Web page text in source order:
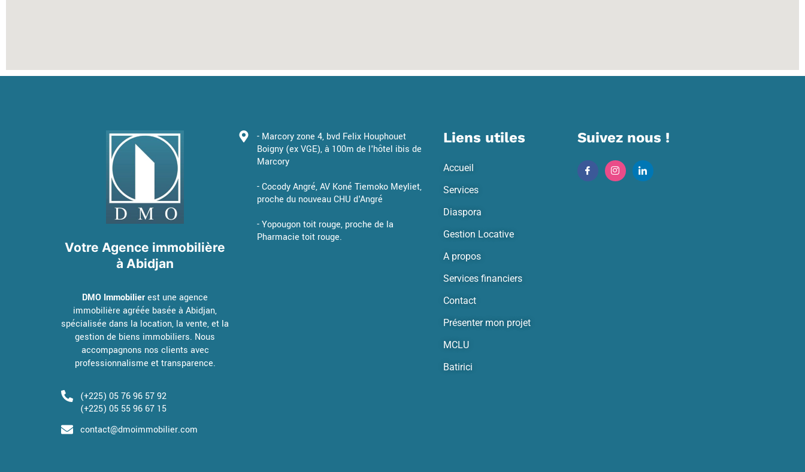
Votre Agence immobilière
à Abidjan
DMO Immobilierest une agence
immobilière agréée basée à Abidjan,
spécialisée dans la location, la vente, et la
gestion de biens immobiliers. Nous
accompagnons nos clients avec
professionnalisme et transparence.
(+225) 05 76 96 57 92
(+225) 05 55 96 67 15
contact@dmoimmobilier.com
- Marcory zone 4, bvd Felix Houphouet
Boigny (ex VGE), à 100m de l'hôtel ibis de
Marcory
- Cocody Angré, AV Koné Tiemoko Meyliet,
proche du nouveau CHU d'Angré
- Yopougon toit rouge, proche de la
Pharmacie toit rouge.
Liens utiles
Accueil
Services
Diaspora
Gestion Locative
A propos
Services financiers
Contact
Présenter mon projet
MCLU
Batirici
Suivez nous !